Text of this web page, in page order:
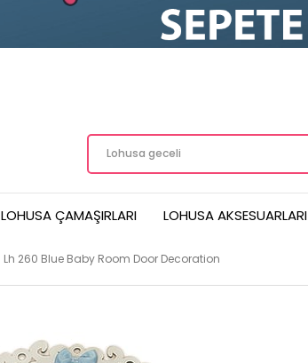
LOHUSA ÇAMAŞIRLARI LOHUSA AKSESUARLARI
Lh 260 Blue Baby Room Door Decoration